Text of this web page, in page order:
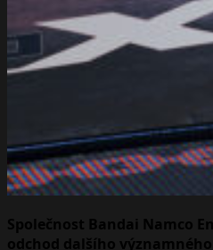
Společnost Bandai Namco
odchod dalšího